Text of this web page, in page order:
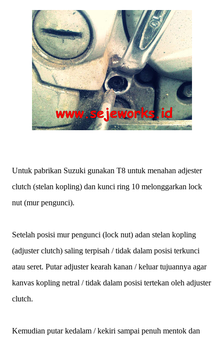
Untuk pabrikan Suzuki gunakan T8 untuk menahan adjester
clutch (stelan kopling) dan kunci ring 10 melonggarkan lock
nut (mur pengunci).
Setelah posisi mur pengunci (lock nut) adan stelan kopling
(adjuster clutch) saling terpisah / tidak dalam posisi terkunci
atau seret. Putar adjuster kearah kanan / keluar tujuannya agar
kanvas kopling netral / tidak dalam posisi tertekan oleh adjuster
clutch.
Kemudian putar kedalam / kekiri sampai penuh mentok dan